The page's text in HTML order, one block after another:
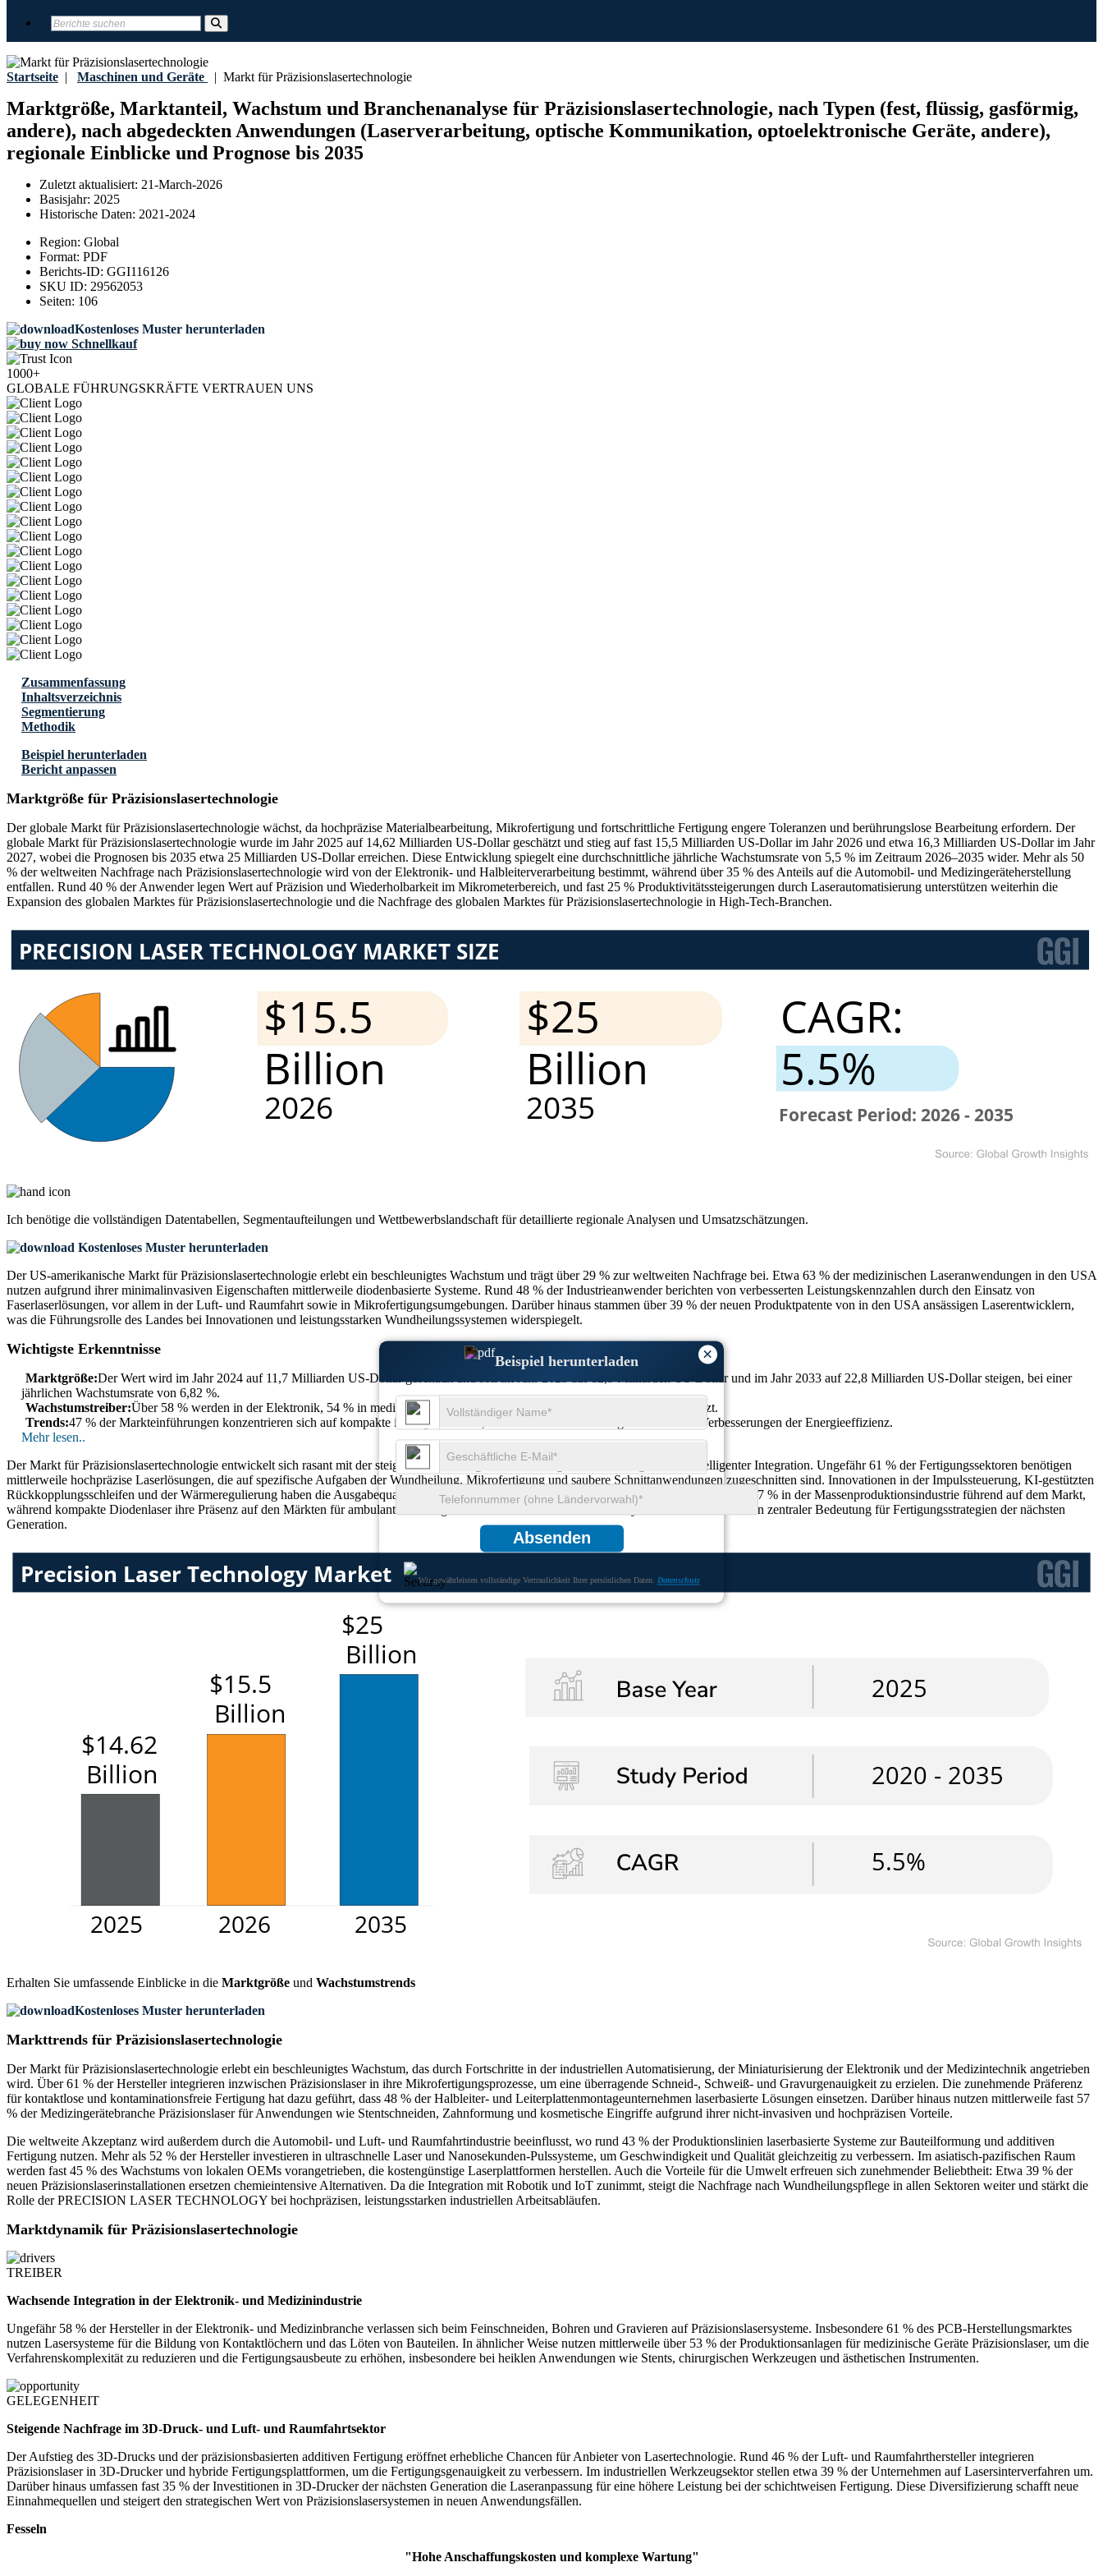
Startseite | Maschinen und Geräte | Markt für Präzisionslasertechnologie
Marktgröße, Marktanteil, Wachstum und Branchenanalyse für Präzisionslasertechnologie, nach Typen (fest, flüssig, gasförmig,
andere), nach abgedeckten Anwendungen (Laserverarbeitung, optische Kommunikation, optoelektronische Geräte, andere),
regionale Einblicke und Prognose bis 2035
Zuletzt aktualisiert: 21-March-2026
Basisjahr: 2025
Historische Daten: 2021-2024
Region: Global
Format: PDF
Berichts-ID: GGI116126
SKU ID: 29562053
Seiten: 106
Kostenloses Muster herunterladen
Schnellkauf
1000+
GLOBALE FÜHRUNGSKRÄFTE VERTRAUEN UNS
×
Beispiel herunterladen
Absenden
Wir gewährleisten vollständige Vertraulichkeit Ihrer persönlichen Daten. Datenschutz
Zusammenfassung
Inhaltsverzeichnis
Segmentierung
Methodik
Beispiel herunterladen
Bericht anpassen
Marktgröße für Präzisionslasertechnologie
Der globale Markt für Präzisionslasertechnologie wächst, da hochpräzise Materialbearbeitung, Mikrofertigung und fortschrittliche Fertigung engere Toleranzen und berührungslose Bearbeitung erfordern. Der
globale Markt für Präzisionslasertechnologie wurde im Jahr 2025 auf 14,62 Milliarden US-Dollar geschätzt und stieg auf fast 15,5 Milliarden US-Dollar im Jahr 2026 und etwa 16,3 Milliarden US-Dollar im Jahr
2027, wobei die Prognosen bis 2035 etwa 25 Milliarden US-Dollar erreichen. Diese Entwicklung spiegelt eine durchschnittliche jährliche Wachstumsrate von 5,5 % im Zeitraum 2026–2035 wider. Mehr als 50
% der weltweiten Nachfrage nach Präzisionslasertechnologie wird von der Elektronik- und Halbleiterverarbeitung bestimmt, während über 35 % des Anteils auf die Automobil- und Medizingeräteherstellung
entfallen. Rund 40 % der Anwender legen Wert auf Präzision und Wiederholbarkeit im Mikrometerbereich, und fast 25 % Produktivitätssteigerungen durch Laserautomatisierung unterstützen weiterhin die
Expansion des globalen Marktes für Präzisionslasertechnologie und die Nachfrage des globalen Marktes für Präzisionslasertechnologie in High-Tech-Branchen.
Ich benötige die vollständigen Datentabellen, Segmentaufteilungen und Wettbewerbslandschaft für detaillierte regionale Analysen und Umsatzschätzungen.
Kostenloses Muster herunterladen
Der US-amerikanische Markt für Präzisionslasertechnologie erlebt ein beschleunigtes Wachstum und trägt über 29 % zur weltweiten Nachfrage bei. Etwa 63 % der medizinischen Laseranwendungen in den USA
nutzen aufgrund ihrer minimalinvasiven Eigenschaften mittlerweile diodenbasierte Systeme. Rund 48 % der Industrieanwender berichten von verbesserten Leistungskennzahlen durch den Einsatz von
Faserlaserlösungen, vor allem in der Luft- und Raumfahrt sowie in Mikrofertigungsumgebungen. Darüber hinaus stammen über 39 % der neuen Produktpatente von in den USA ansässigen Laserentwicklern,
was die Führungsrolle des Landes bei Innovationen und leistungsstarken Wundheilungssystemen widerspiegelt.
Wichtigste Erkenntnisse
Marktgröße:Der Wert wird im Jahr 2024 auf 11,7 Milliarden US-Dollar geschätzt und soll im Jahr 2025 auf 12,9 Milliarden US-Dollar und im Jahr 2033 auf 22,8 Milliarden US-Dollar steigen, bei einer
jährlichen Wachstumsrate von 6,82 %.
Wachstumstreiber:Über 58 % werden in der Elektronik, 54 % in medizinischen Geräten und 46 % in Automobilsystemen eingesetzt.
Trends:47 % der Markteinführungen konzentrieren sich auf kompakte intelligente Laser, 38 % auf Miniaturisierung und 41 % auf Verbesserungen der Energieeffizienz.
Mehr lesen..
Der Markt für Präzisionslasertechnologie entwickelt sich rasant mit der steigenden Nachfrage nach Genauigkeit, Nachhaltigkeit und intelligenter Integration. Ungefähr 61 % der Fertigungssektoren benötigen
mittlerweile hochpräzise Laserlösungen, die auf spezifische Aufgaben der Wundheilung, Mikrofertigung und saubere Schnittanwendungen zugeschnitten sind. Innovationen in der Impulssteuerung, KI-gestützten
Rückkopplungsschleifen und der Wärmeregulierung haben die Ausgabequalität deutlich verbessert. Faserlaser sind mit einer Akzeptanzrate von 47 % in der Massenproduktionsindustrie führend auf dem Markt,
während kompakte Diodenlaser ihre Präsenz auf den Märkten für ambulante und tragbare Geräte ausbauen. Dieses Ökosystem bleibt weltweit von zentraler Bedeutung für Fertigungsstrategien der nächsten
Generation.
Erhalten Sie umfassende Einblicke in die Marktgröße und Wachstumstrends
Kostenloses Muster herunterladen
Markttrends für Präzisionslasertechnologie
Der Markt für Präzisionslasertechnologie erlebt ein beschleunigtes Wachstum, das durch Fortschritte in der industriellen Automatisierung, der Miniaturisierung der Elektronik und der Medizintechnik angetrieben
wird. Über 61 % der Hersteller integrieren inzwischen Präzisionslaser in ihre Mikrofertigungsprozesse, um eine überragende Schneid-, Schweiß- und Gravurgenauigkeit zu erzielen. Die zunehmende Präferenz
für kontaktlose und kontaminationsfreie Fertigung hat dazu geführt, dass 48 % der Halbleiter- und Leiterplattenmontageunternehmen laserbasierte Lösungen einsetzen. Darüber hinaus nutzen mittlerweile fast 57
% der Medizingerätebranche Präzisionslaser für Anwendungen wie Stentschneiden, Zahnformung und kosmetische Eingriffe aufgrund ihrer nicht-invasiven und hochpräzisen Vorteile.
Die weltweite Akzeptanz wird außerdem durch die Automobil- und Luft- und Raumfahrtindustrie beeinflusst, wo rund 43 % der Produktionslinien laserbasierte Systeme zur Bauteilformung und additiven
Fertigung nutzen. Mehr als 52 % der Hersteller investieren in ultraschnelle Laser und Nanosekunden-Pulssysteme, um Geschwindigkeit und Qualität gleichzeitig zu verbessern. Im asiatisch-pazifischen Raum
werden fast 45 % des Wachstums von lokalen OEMs vorangetrieben, die kostengünstige Laserplattformen herstellen. Auch die Vorteile für die Umwelt erfreuen sich zunehmender Beliebtheit: Etwa 39 % der
neuen Präzisionslaserinstallationen ersetzen chemieintensive Alternativen. Da die Integration mit Robotik und IoT zunimmt, steigt die Nachfrage nach Wundheilungspflege in allen Sektoren weiter und stärkt die
Rolle der PRECISION LASER TECHNOLOGY bei hochpräzisen, leistungsstarken industriellen Arbeitsabläufen.
Marktdynamik für Präzisionslasertechnologie
TREIBER
Wachsende Integration in der Elektronik- und Medizinindustrie
Ungefähr 58 % der Hersteller in der Elektronik- und Medizinbranche verlassen sich beim Feinschneiden, Bohren und Gravieren auf Präzisionslasersysteme. Insbesondere 61 % des PCB-Herstellungsmarktes
nutzen Lasersysteme für die Bildung von Kontaktlöchern und das Löten von Bauteilen. In ähnlicher Weise nutzen mittlerweile über 53 % der Produktionsanlagen für medizinische Geräte Präzisionslaser, um die
Verfahrenskomplexität zu reduzieren und die Fertigungsausbeute zu erhöhen, insbesondere bei heiklen Anwendungen wie Stents, chirurgischen Werkzeugen und ästhetischen Instrumenten.
GELEGENHEIT
Steigende Nachfrage im 3D-Druck- und Luft- und Raumfahrtsektor
Der Aufstieg des 3D-Drucks und der präzisionsbasierten additiven Fertigung eröffnet erhebliche Chancen für Anbieter von Lasertechnologie. Rund 46 % der Luft- und Raumfahrthersteller integrieren
Präzisionslaser in 3D-Drucker und hybride Fertigungsplattformen, um die Fertigungsgenauigkeit zu verbessern. Im industriellen Werkzeugsektor stellen etwa 39 % der Unternehmen auf Lasersinterverfahren um.
Darüber hinaus umfassen fast 35 % der Investitionen in 3D-Drucker der nächsten Generation die Laseranpassung für eine höhere Leistung bei der schichtweisen Fertigung. Diese Diversifizierung schafft neue
Einnahmequellen und steigert den strategischen Wert von Präzisionslasersystemen in neuen Anwendungsfällen.
Fesseln
"Hohe Anschaffungskosten und komplexe Wartung"